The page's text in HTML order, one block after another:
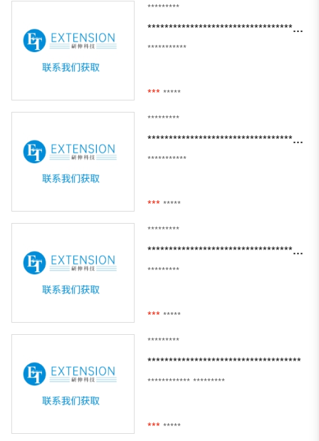
*********
***************************************************************************************************************************************************
***********
*** *****
*********
******************************************
***********
*** *****
*********
***************************************************************************************
*********
*** *****
*********
************************************
************ *********
*** *****